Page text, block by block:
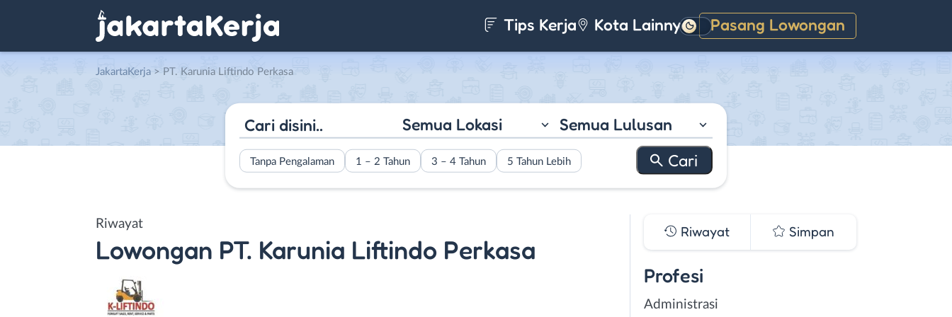
Tips Kerja Kota Lainnya Pasang Lowongan
Gelap
JakartaKerja > PT. Karunia Liftindo Perkasa
Semua Lokasi Semua Lulusan
Tanpa Pengalaman 1 – 2 Tahun 3 – 4 Tahun 5 Tahun Lebih
Riwayat
Lowongan PT. Karunia Liftindo Perkasa
Riwayat Simpan
Profesi
Administrasi